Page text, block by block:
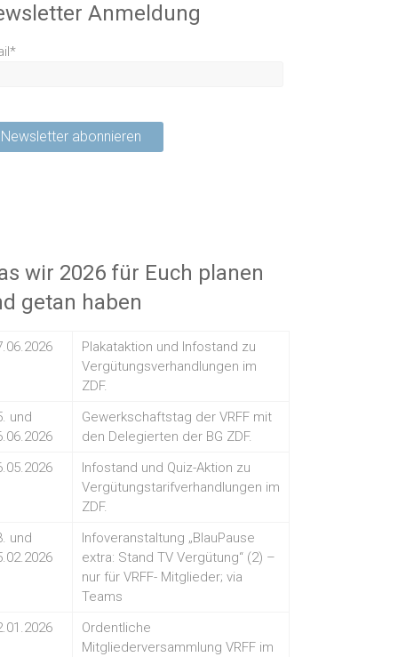
Anmeldung
wir 2026 für Euch planen
getan haben
Plakataktion und Infostand zu
Vergütungsverhandlungen im
ZDF.
und
Gewerkschaftstag der VRFF mit
den Delegierten der BG ZDF.
Infostand und Quiz-Aktion zu
Vergütungstarifverhandlungen im
ZDF.
und
Infoveranstaltung „BlauPause
extra: Stand TV Vergütung“ (2) –
nur für VRFF- Mitglieder; via
Teams
Ordentliche
Mitgliederversammlung VRFF im